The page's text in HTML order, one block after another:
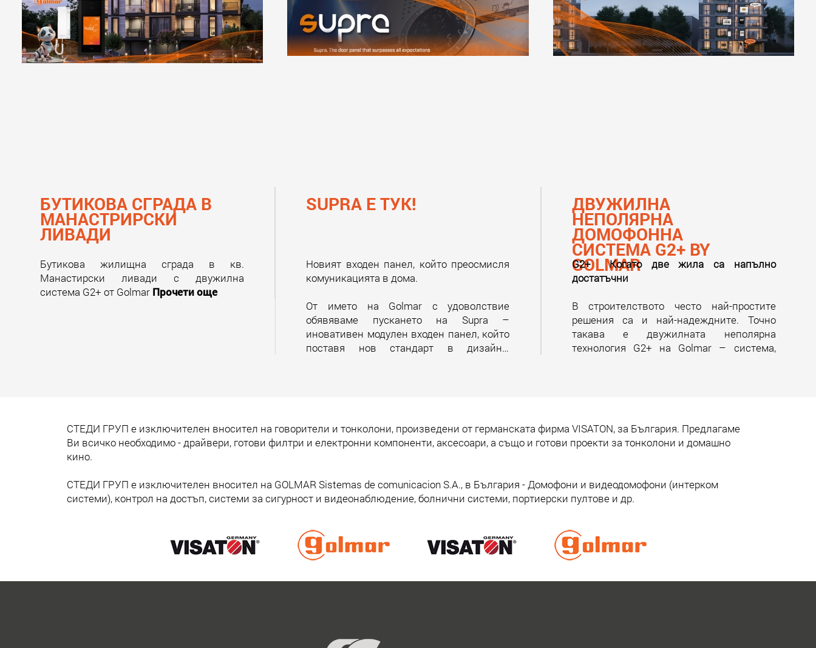
БУТИКОВА СГРАДА В
МАНАСТРИРСКИ
ЛИВАДИ
Бутикова жилищна сграда в кв.
Манастирски ливади с двужилна
система G2+ от Golmar Прочети още
SUPRA Е ТУК!
Новият входен панел, който преосмисля
комуникацията в дома.
От името на Golmar с удоволствие
обявяваме пускането на Supra –
иновативен модулен входен панел, който
поставя нов стандарт в дизайна,
потребители, така и за
професионалистите в бранша.Прочети
ДВУЖИЛНА
НЕПОЛЯРНА
ДОМОФОННА
СИСТЕМА G2+ BY
GOLMAR
G2+ Когато две жила са напълно
достатъчни
В строителството често най-простите
решения са и най-надеждните. Точно
такава е двужилната неполярна
технология G2+ на Golmar – система,
Прочети още
СТЕДИ ГРУП е изключителен вносител на говорители и тонколони, произведени от германската фирма VISATON, за България. Предлагаме
Ви всичко необходимо - драйвери, готови филтри и електронни компоненти, аксесоари, а също и готови проекти за тонколони и домашно
кино.
СТЕДИ ГРУП е изключителен вносител на GOLMAR Sistemas de comunicacion S.A., в България - Домофони и видеодомофони (интерком
системи), контрол на достъп, системи за сигурност и видеонаблюдение, болнични системи, портиерски пултове и др.